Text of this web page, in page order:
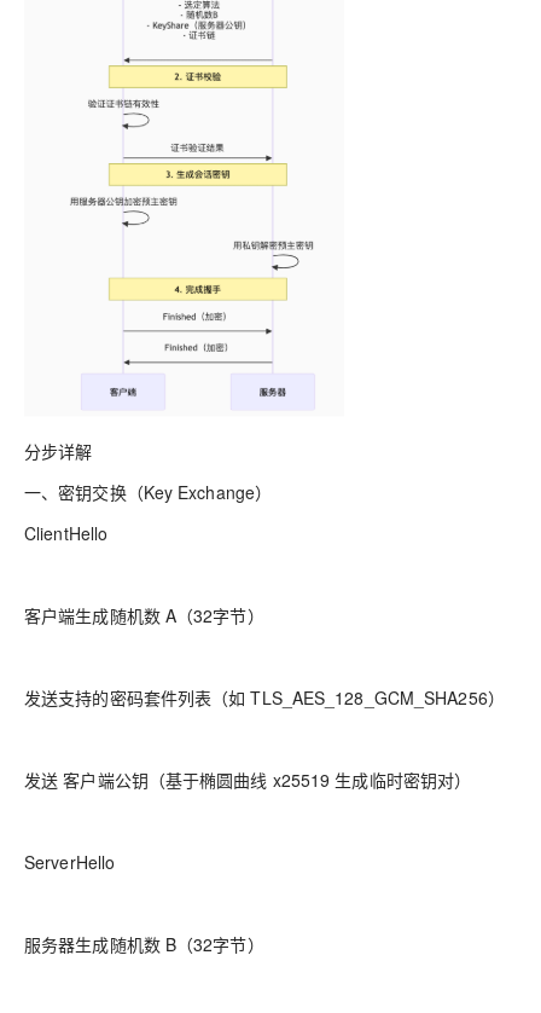
分步详解
一、密钥交换（Key Exchange）
ClientHello
客户端生成随机数 A（32字节）
发送支持的密码套件列表（如 TLS_AES_128_GCM_SHA256）
发送 客户端公钥（基于椭圆曲线 x25519 生成临时密钥对）
ServerHello
服务器生成随机数 B（32字节）